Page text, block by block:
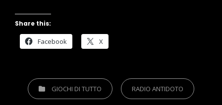
Share this:
Facebook X
CATEGORIESGIOCHI DI TUTTO RADIO ANTIDOTO